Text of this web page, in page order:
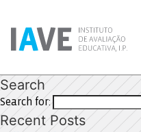
Search
Search for:
Recent Posts